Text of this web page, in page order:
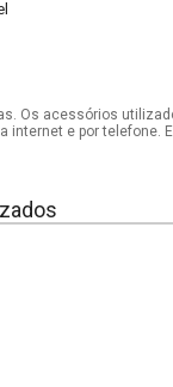
Os acessórios
internet e por